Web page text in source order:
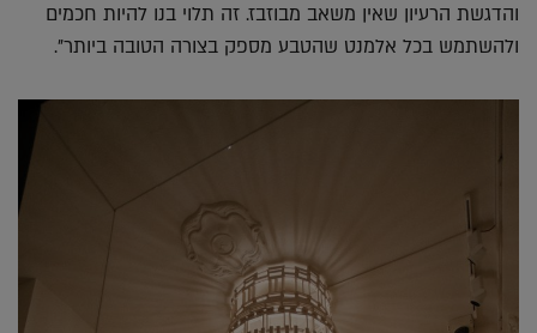
והדגשת הרעיון שאין משאב מבוזבז. זה תלוי בנו להיות חכמים
ולהשתמש בכל אלמנט שהטבע מספק בצורה הטובה ביותר".